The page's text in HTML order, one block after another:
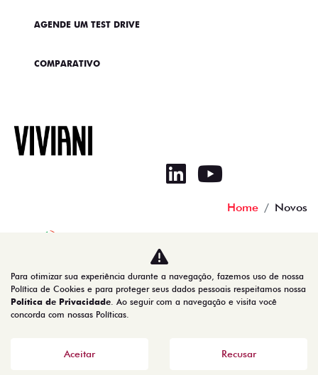
AGENDE UM TEST DRIVE
COMPARATIVO
Home Novos
No trânsito, enxergar o outro salva vidas.
00.550.527/0001-90
Desenvolvido pela DEALERSPACE ® Direitos Reservados.
Para otimizar sua experiência durante a navegação, fazemos uso de nossa
Política de Cookies e para proteger seus dados pessoais respeitamos nossa
Política de Privacidade. Ao seguir com a navegação e visita você
concorda com nossas Políticas.
Aceitar Recusar